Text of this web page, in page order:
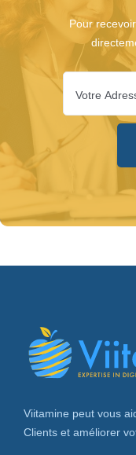
Pour
Viitamine peut vous
Clients et améliorer